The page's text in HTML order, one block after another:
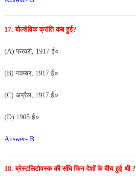
17. बोल्शेविक क्रांति कब हुई?
(A) फरवरी, 1917 ई०
(B) नवम्बर, 1917 ई०
(C) अप्रैल, 1917 ई०
(D) 1905 ई०
Answer- B
18. ब्रेस्टलिटोवस्क की संधि किन देशों के बीच हुई थी ?